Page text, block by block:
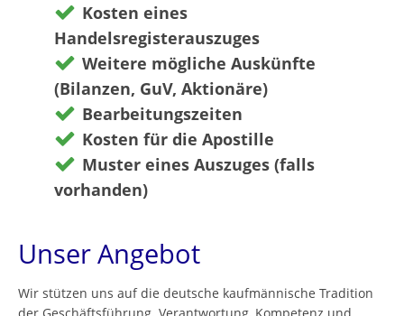
Kosten eines
Handelsregisterauszuges
Weitere mögliche Auskünfte
(Bilanzen, GuV, Aktionäre)
Bearbeitungszeiten
Kosten für die Apostille
Muster eines Auszuges (falls
vorhanden)
Unser Angebot
Wir stützen uns auf die deutsche kaufmännische Tradition